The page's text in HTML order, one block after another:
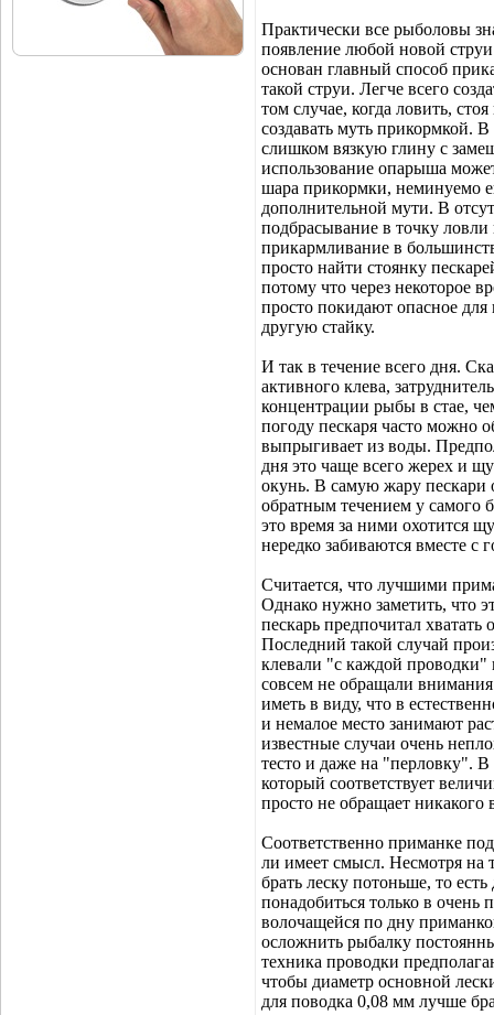
Практически все рыболовы
появление любой новой
основан главный способ
такой струи. Легче всего
том случае, когда ловить,
создавать муть прикормкой.
слишком вязкую глину с
использование опарыша
шара прикормки, неминуемо
дополнительной мути. В
подбрасывание в точку ловли
прикармливание в
просто найти стоянку
потому что через некоторое
просто покидают опасное для
другую стайку.
И так в течение всего дня.
активного клева,
концентрации рыбы в стае,
погоду пескаря часто можно
выпрыгивает из воды.
дня это чаще всего жерех и
окунь. В самую жару пескари
обратным течением у самого
это время за ними охотится
нередко забиваются вместе с
Считается, что лучшими
Однако нужно заметить, что
пескарь предпочитал
Последний такой случай
клевали "с каждой проводки"
совсем не обращали
иметь в виду, что в
и немалое место занимают
известные случаи очень
тесто и даже на "перловку".
который соответствует
просто не обращает никакого
Соответственно приманке
ли имеет смысл. Несмотря на
брать леску потоньше, то
понадобиться только в очень
волочащейся по дну
осложнить рыбалку
техника проводки
чтобы диаметр основной
для поводка 0,08 мм лучше